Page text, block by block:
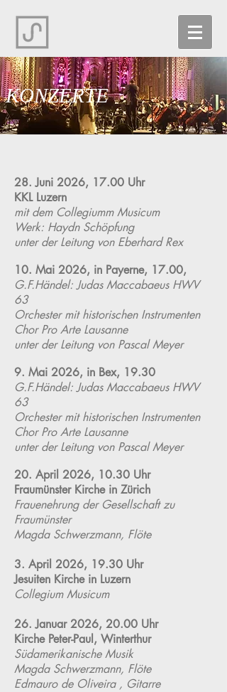
KONZERTE
28. Juni 2026, 17.00 Uhr
KKL Luzern
mit dem Collegiumm Musicum
Werk: Haydn Schöpfung
unter der Leitung von Eberhard Rex
10. Mai 2026, in Payerne, 17.00,
G.F.Händel: Judas Maccabaeus HWV
63
Orchester mit historischen Instrumenten
Chor Pro Arte Lausanne
unter der Leitung von Pascal Meyer
9. Mai 2026, in Bex, 19.30
G.F.Händel: Judas Maccabaeus HWV
63
Orchester mit historischen Instrumenten
Chor Pro Arte Lausanne
unter der Leitung von Pascal Meyer
20. April 2026, 10.30 Uhr
Fraumünster Kirche in Zürich
Frauenehrung der Gesellschaft zu
Fraumünster
Magda Schwerzmann, Flöte
3. April 2026, 19.30 Uhr
Jesuiten Kirche in Luzern
Collegium Musicum
26. Januar 2026, 20.00 Uhr
Kirche Peter-Paul, Winterthur
Südamerikanische Musik
Magda Schwerzmann, Flöte
Edmauro de Oliveira , Gitarre